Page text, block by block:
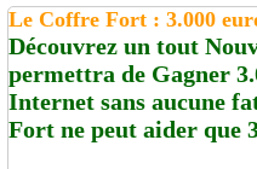
Le Coffre Fort : 3.000
Découvrez un tout
permettra de Gagner
Internet sans aucune
Fort ne peut aider que